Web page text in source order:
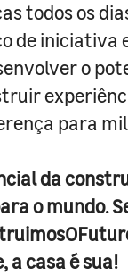
todos os
de iniciativa
o
para
da
o mundo.
a casa é sua!